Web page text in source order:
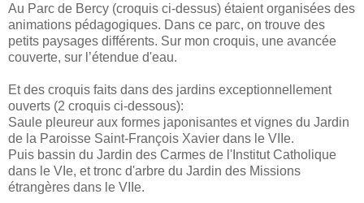
Au Parc de Bercy (croquis ci-dessus) étaient organisées des
animations pédagogiques. Dans ce parc, on trouve des
petits paysages différents. Sur mon croquis, une avancée
couverte, sur l’étendue d'eau.
Et des croquis faits dans des jardins exceptionnellement
ouverts (2 croquis ci-dessous):
Saule pleureur aux formes japonisantes et vignes du Jardin
de la Paroisse Saint-François Xavier dans le VIIe.
Puis bassin du Jardin des Carmes de l'Institut Catholique
dans le VIe, et tronc d'arbre du Jardin des Missions
étrangères dans le VIIe.